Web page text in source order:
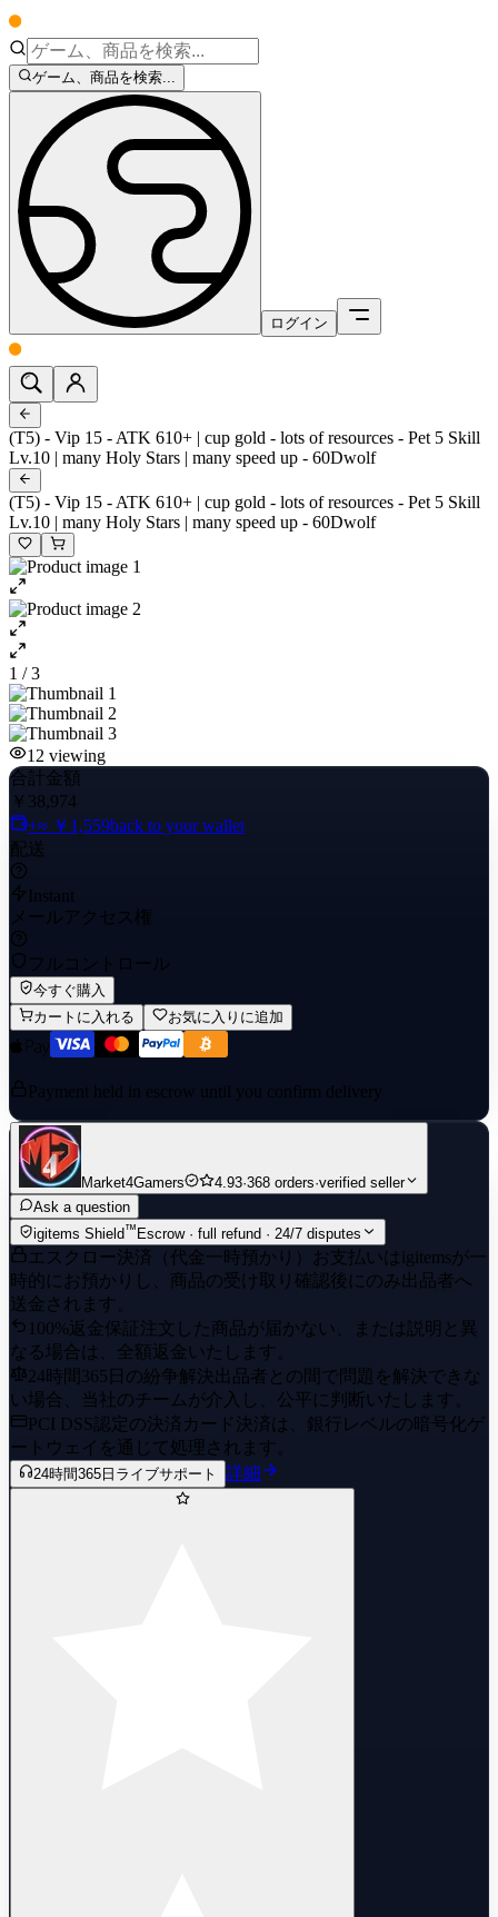
ゲーム、商品を検索...
ログイン
(T5) - Vip 15 - ATK 610+ | cup gold - lots of resources - Pet 5 Skill
Lv.10 | many Holy Stars | many speed up - 60Dwolf
(T5) - Vip 15 - ATK 610+ | cup gold - lots of resources - Pet 5 Skill
Lv.10 | many Holy Stars | many speed up - 60Dwolf
1 / 3
12 viewing
合計金額
￥38,974
+≈ ￥1,559back to your wallet
配送
Instant
メールアクセス権
フルコントロール
今すぐ購入
カートに入れる
お気に入りに追加
Payment held in escrow until you confirm delivery
Market4Gamers 4.93·368 orders·verified seller
Ask a question
igitems Shield™ Escrow · full refund · 24/7 disputes
エスクロー決済（代金一時預かり）
お支払いはigitemsが一
時的にお預かりし、商品の受け取り確認後にのみ出品者へ
送金されます。
100%返金保証 注文した商品が届かない、または説明と異
なる場合は、全額返金いたします。
24時間365日の紛争解決出品者との間で問題を解決できな
い場合、当社のチームが介入し、公平に判断いたします。
PCI DSS認定の決済 カード決済は、銀行レベルの暗号化ゲ
ートウェイを通じて処理されます。
24時間365日ライブサポート 詳細